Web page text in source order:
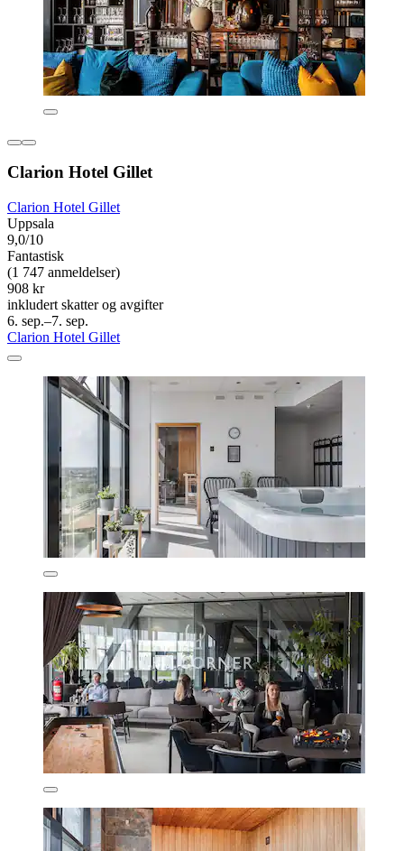
Clarion Hotel Gillet
Clarion Hotel Gillet
Uppsala
9,0/10
Fantastisk
(1 747 anmeldelser)
908 kr
inkludert skatter og avgifter
6. sep.–7. sep.
Clarion Hotel Gillet